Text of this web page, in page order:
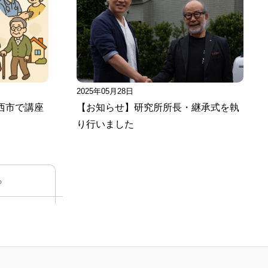
市で講座
2025年05月28日
【お知らせ】研究所所長・継承式を執
り行いました